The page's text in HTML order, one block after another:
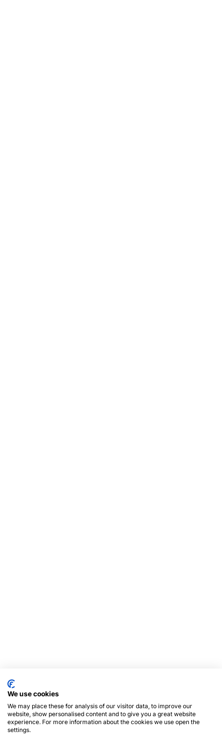
We use cookies
We may place these for analysis of our visitor data, to improve our
website, show personalised content and to give you a great website
experience. For more information about the cookies we use open the
settings.